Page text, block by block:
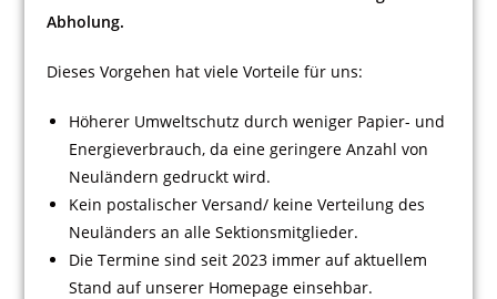
Abholung.
Dieses Vorgehen hat viele Vorteile für uns:
Höherer Umweltschutz durch weniger Papier- und
Energieverbrauch, da eine geringere Anzahl von
Neuländern gedruckt wird.
Kein postalischer Versand/ keine Verteilung des
Neuländers an alle Sektionsmitglieder.
Die Termine sind seit 2023 immer auf aktuellem
Stand auf unserer Homepage einsehbar.